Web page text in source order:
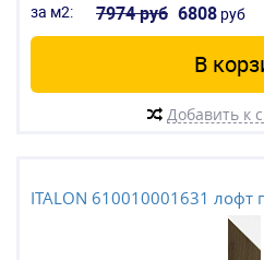
за м2: 7974 руб 6808 руб
В
Добавить к
ITALON 610010001631